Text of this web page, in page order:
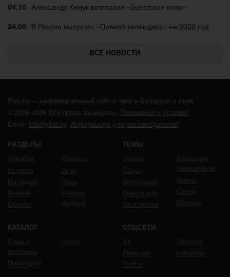
04.10 Александр Кижук возглавил «Брестское пиво»
24.09 В России выпустят «Пивной календарь» на 2022 год
ВСЕ НОВОСТИ
Pivo.by — информационный сайт о пиве в Беларуси и мире
© 2016–2026 Все права защищены. Положения и условия
Email: info@pivo.by. Информация для рекламодателей
РАЗДЕЛЫ ТЕМЫ
КАТАЛОГ СОЦСЕТИ